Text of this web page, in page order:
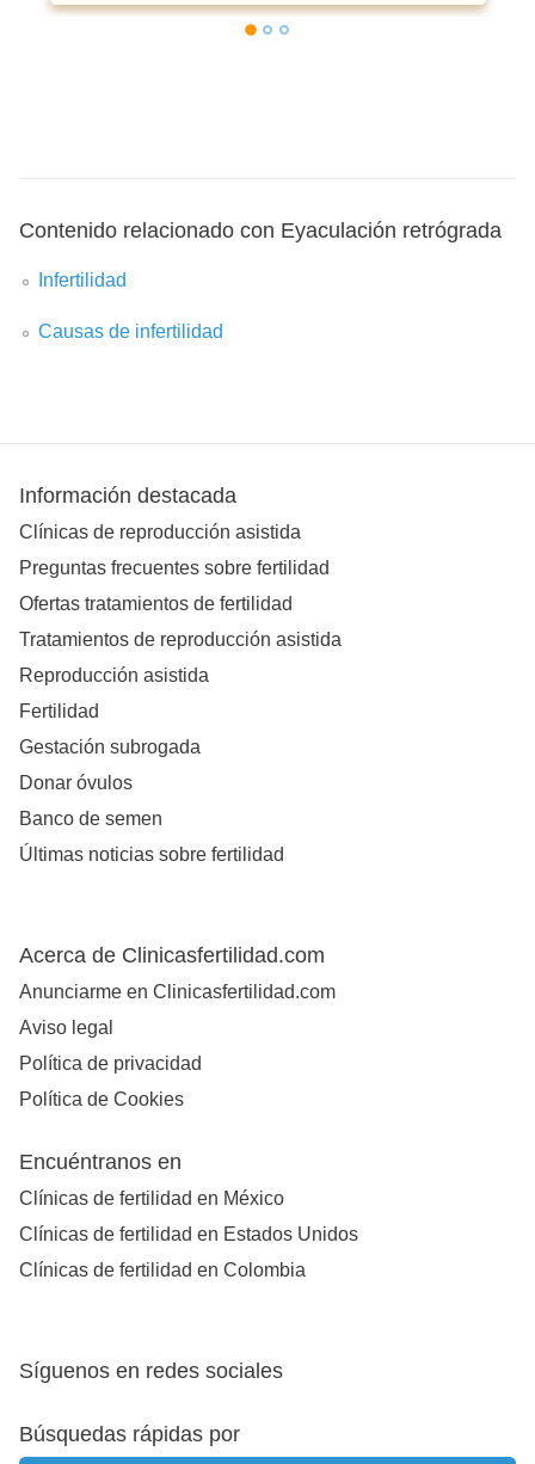
Contenido relacionado con Eyaculación retrógrada
Infertilidad
Causas de infertilidad
Información destacada
Clínicas de reproducción asistida
Preguntas frecuentes sobre fertilidad
Ofertas tratamientos de fertilidad
Tratamientos de reproducción asistida
Reproducción asistida
Fertilidad
Gestación subrogada
Donar óvulos
Banco de semen
Últimas noticias sobre fertilidad
Acerca de Clinicasfertilidad.com
Anunciarme en Clinicasfertilidad.com
Aviso legal
Política de privacidad
Política de Cookies
Encuéntranos en
Clínicas de fertilidad en México
Clínicas de fertilidad en Estados Unidos
Clínicas de fertilidad en Colombia
Síguenos en redes sociales
Búsquedas rápidas por